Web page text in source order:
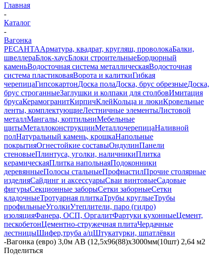
Главная
-
Каталог
-
Вагонка
РЕСАНТААрматура, квадрат, кругляш, проволокаБалки,
швеллераБлок-хаусБлоки строительныеБордюрный
каменьВодосточная система металлическаяВодосточная
система пластиковаяВорота и калиткиГибкая
черепицаГипсокартонДоска полаДоска, брус обрезныеДоска,
брус строганныеЗаглушки и колпаки для столбовИмитация
брусаКерамогранитКирпичКлейКольца и люкиКровельные
ленты, комплектующиеЛестничные элементыЛистовой
металлМангалы, коптильниМебельные
щитыМеталлоконструкцииМеталлочерепицаНаливной
полНатуральный камень, крошкаНапольные
покрытияОгнестойкие составыОндулинПанели
стеновыеПлинтуса, уголки, наличникиПлитка
керамическаяПлитка напольнаяПодоконники
деревянныеПолосы стальныеПрофнастилПрочие столярные
изделияСайдинг и аксессуарыСваи винтовыеСадовые
фигурыСекционные заборыСетки заборныеСетки
кладочныеТротуарная плиткаТрубы круглыеТрубы
профильныеУголкиУтеплители, паро (гидро)
изоляцияФанера, ОСП, ОргалитФартуки кухонныеЦемент,
пескобетонЦементно-стружечная плитаЧердачные
лестницыШифер,труба а/цШтукатурки, шпатлёвки
-Вагонка (евро) 3,0м АВ (12,5х96(88)х3000мм(10шт) 2,64 м2
Поделиться